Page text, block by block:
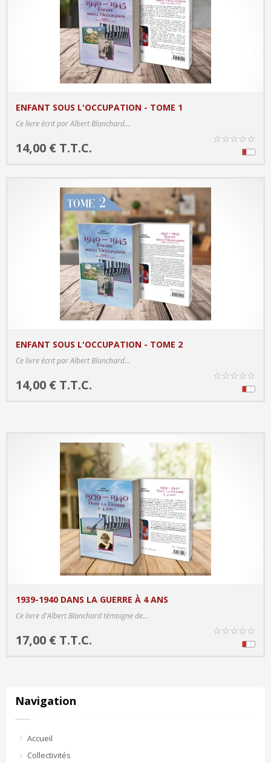
ENFANT SOUS L'OCCUPATION - TOME 1
Ce livre écrit par Albert Blanchard...
14,00 € T.T.C.
☆☆☆☆☆
ENFANT SOUS L'OCCUPATION - TOME 2
Ce livre écrit par Albert Blanchard...
14,00 € T.T.C.
☆☆☆☆☆
1939-1940 DANS LA GUERRE À 4 ANS
Ce livre d'Albert Blanchard témoigne de...
17,00 € T.T.C.
☆☆☆☆☆
Navigation
Accueil
Collectivités